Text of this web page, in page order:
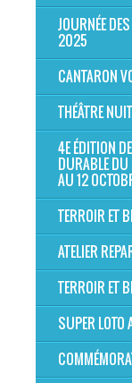
JOURNÉE
2025
CANTARON
THÉÂTRE
4E ÉDITION
DURABLE
AU 12
TERROIR ET
ATELIER
TERROIR ET
SUPER LOTO